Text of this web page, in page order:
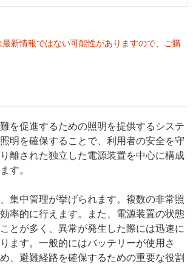
新情報ではない可能性がありますので、ご購
を促進するための照明を提供するシステ
明を確保することで、利用者の安全を守
離された独立した電源装置を中心に構成
す。
集中管理が挙げられます。複数の非常照
率的に行えます。また、電源装置の状態
とが多く、異常が発生した際には迅速に
ます。一般的にはバッテリーが使用さ
、避難経路を確保するための重要な役割